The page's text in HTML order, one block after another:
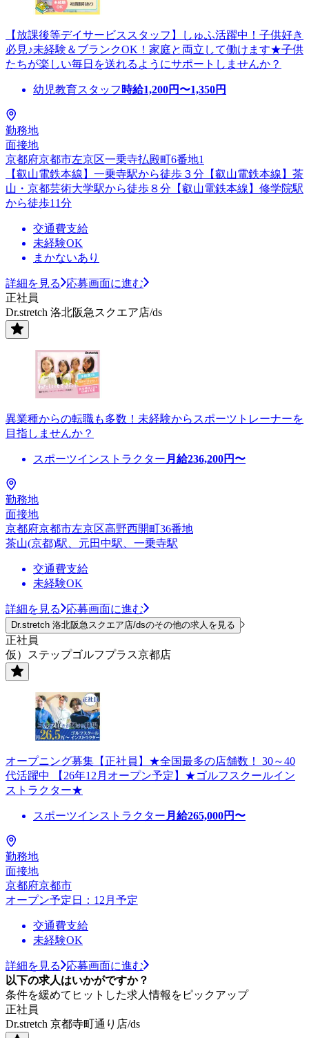
【放課後等デイサービススタッフ】しゅふ活躍中！子供好き
必見♪未経験＆ブランクOK！家庭と両立して働けます★子供
たちが楽しい毎日を送れるようにサポートしませんか？
幼児教育スタッフ 時給1,200円〜1,350円
勤務地
面接地
京都府京都市左京区一乗寺払殿町6番地1
【叡山電鉄本線】一乗寺駅から徒歩３分【叡山電鉄本線】茶
山・京都芸術大学駅から徒歩８分【叡山電鉄本線】修学院駅
から徒歩11分
交通費支給
未経験OK
まかないあり
詳細を見る
応募画面に進む
正社員
Dr.stretch 洛北阪急スクエア店/ds
異業種からの転職も多数！未経験からスポーツトレーナーを
目指しませんか？
スポーツインストラクター 月給236,200円〜
勤務地
面接地
京都府京都市左京区高野西開町36番地
茶山(京都)駅、元田中駅、一乗寺駅
交通費支給
未経験OK
詳細を見る 応募画面に進む
Dr.stretch 洛北阪急スクエア店/dsのその他の求人を見る
正社員
仮）ステップゴルフプラス京都店
オープニング募集【正社員】★全国最多の店舗数！ 30～40
代活躍中 【26年12月オープン予定】★ゴルフスクールイン
ストラクター★
スポーツインストラクター 月給265,000円〜
勤務地
面接地
京都府京都市
オープン予定日：12月予定
交通費支給
未経験OK
詳細を見る
応募画面に進む
以下の求人はいかがですか？
条件を緩めてヒットした求人情報をピックアップ
正社員
Dr.stretch 京都寺町通り店/ds